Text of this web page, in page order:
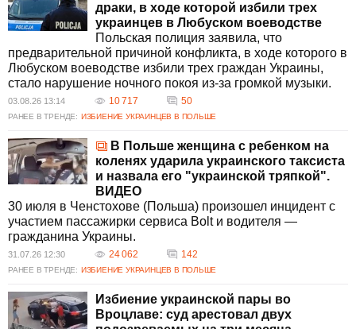
Каковы основные причины недавних
избиений украинцев в Польше?
Рост ксенофобских настроений и
национальной ненависти в Польше являются
основными причинами недавних нападений на
украинцев. Усиление этнических конфликтов
Какие меры принимаются в Украине для
предотвращения избиений?
Власти Украины уделяют внимание усилению
контроля за соблюдением прав граждан и
расследованию инцидентов, связанных с
применением насилия. Проводятся внутренние
проверки, а правоохранительные органы
Как реагирует международное сообщество
на рост насилия?
Международные организации, включая
агентства по правам человека, выражают
обеспокоенность ростом насилия на
драки, в ходе которой избили трех
украинцев в Любуском воеводстве
Польская полиция заявила, что
предварительной причиной конфликта, в ходе которого в
Любуском воеводстве избили трех граждан Украины,
стало нарушение ночного покоя из-за громкой музыки.
03.08.26 13:14 10 717 50
РАНЕЕ В ТРЕНДЕ: ИЗБИЕНИЕ УКРАИНЦЕВ В ПОЛЬШЕ
В Польше женщина с ребенком на
коленях ударила украинского таксиста
и назвала его "украинской тряпкой".
ВИДЕО
30 июля в Ченстохове (Польша) произошел инцидент с
участием пассажирки сервиса Bolt и водителя —
гражданина Украины.
31.07.26 12:30 24 062 142
РАНЕЕ В ТРЕНДЕ: ИЗБИЕНИЕ УКРАИНЦЕВ В ПОЛЬШЕ
Избиение украинской пары во
Вроцлаве: суд арестовал двух